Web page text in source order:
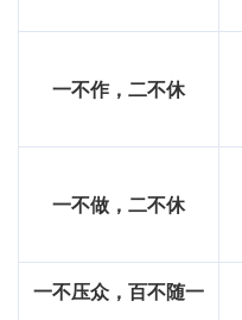
一不作，二不休
一不做，二不休
一不压众，百不随一